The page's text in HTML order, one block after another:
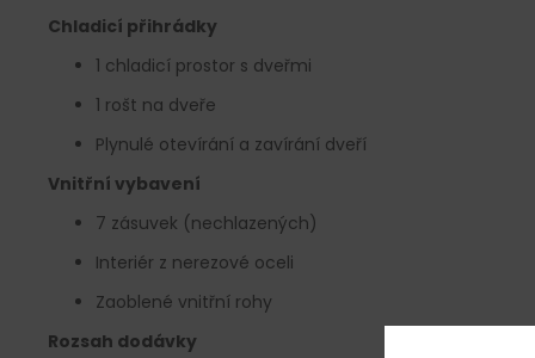
Chladicí přihrádky
1 chladicí prostor s dveřmi
1 rošt na dveře
Plynulé otevírání a zavírání dveří
Vnitřní vybavení
7 zásuvek (nechlazených)
Interiér z nerezové oceli
Zaoblené vnitřní rohy
Rozsah dodávky